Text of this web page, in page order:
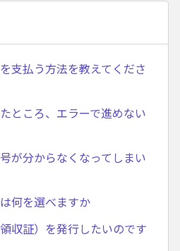
支払う方法を教えてくださ
ところ、エラーで進めない
が分からなくなってしまい
何を選べますか
収証）を発行したいのです